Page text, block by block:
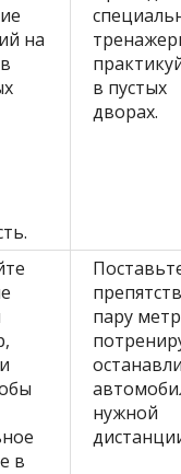
на
в пустых
дворах.
в
пару
нужной